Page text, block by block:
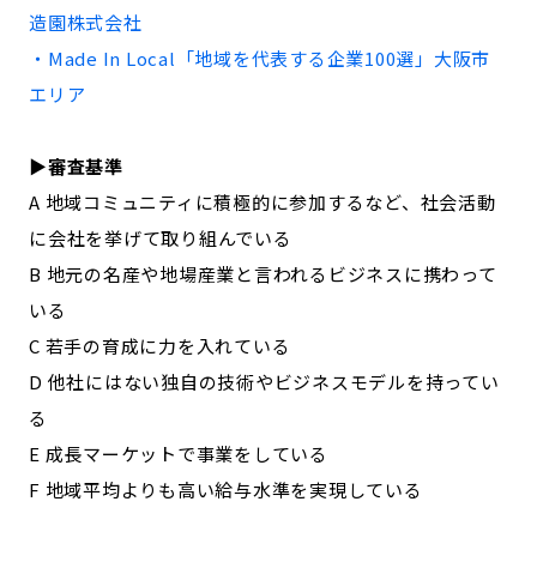
お問い合わせ
造園株式会社
・Made In Local「地域を代表する企業100選」 大阪市
エリア
▶︎審査基準
A 地域コミュニティに積極的に参加するなど、社会活動
に会社を挙げて取り組んでいる
B 地元の名産や地場産業と言われるビジネスに携わって
いる
C 若手の育成に力を入れている
D 他社にはない独自の技術やビジネスモデルを持ってい
る
E 成長マーケットで事業をしている
F 地域平均よりも高い給与水準を実現している